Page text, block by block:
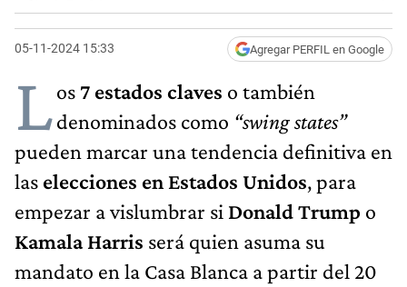
05-11-2024 15:33 Agregar PERFIL en Google
Los 7 estados claves o también
denominados como “swing states”
pueden marcar una tendencia definitiva en
las elecciones en Estados Unidos, para
empezar a vislumbrar si Donald Trump o
Kamala Harris será quien asuma su
mandato en la Casa Blanca a partir del 20